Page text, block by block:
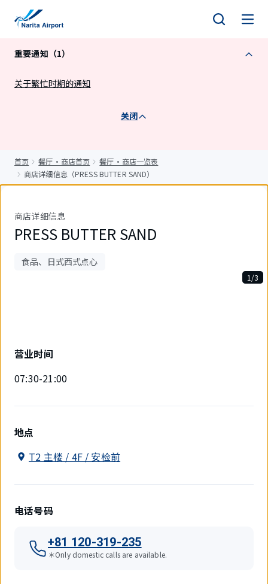
重要通知（1）
关于繁忙时期的通知
关闭
首页 餐厅・商店首页
餐厅・商店一览表
商店详细信息（PRESS BUTTER SAND）
商店详细信息
PRESS BUTTER SAND
食品、日式西式点心
件。
1/3
营业时间
07:30-21:00
地点
T2 主楼 / 4F / 安检前
电话号码
+81 120-319-235
＊Only domestic calls are available.